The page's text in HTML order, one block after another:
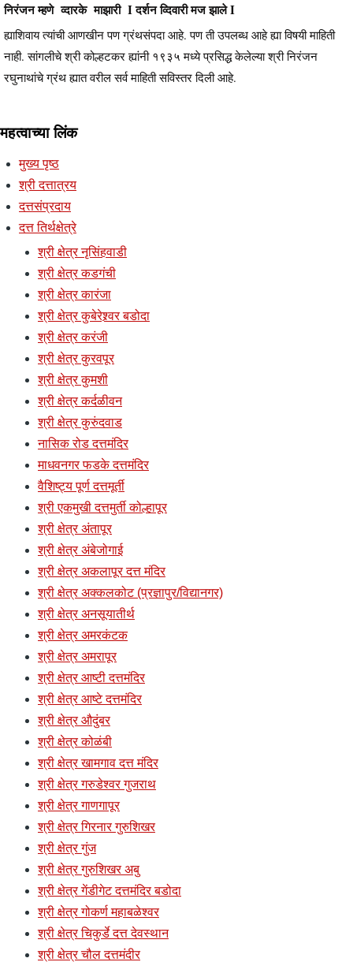
निरंजन म्हणे व्दारके माझारी I दर्शन व्दिवारी मज झाले I
ह्याशिवाय त्यांची आणखीन पण ग्रंथसंपदा आहे. पण ती उपलब्ध आहे ह्या विषयी माहिती
नाही. सांगलीचे श्री कोल्हटकर ह्यांनी १९३५ मध्ये प्रसिद्ध केलेल्या श्री निरंजन
रघुनाथांचे ग्रंथ ह्यात वरील सर्व माहिती सविस्तर दिली आहे.
महत्वाच्या लिंक
मुख्य पृष्ठ
श्री दत्तात्रय
दत्तसंप्रदाय
दत्त तिर्थक्षेत्रे
श्री क्षेत्र नृसिंहवाडी
श्री क्षेत्र कडगंची
श्री क्षेत्र कारंजा
श्री क्षेत्र कुबेरेश्र्वर बडोदा
श्री क्षेत्र करंजी
श्री क्षेत्र कुरवपूर
श्री क्षेत्र कुमशी
श्री क्षेत्र कर्दळीवन
श्री क्षेत्र कुरुंदवाड
नासिक रोड दत्तमंदिर
माधवनगर फडके दत्तमंदिर
वैशिष्ट्य पूर्ण दत्तमूर्ती
श्री एकमुखी दत्तमुर्ती कोल्हापूर
श्री क्षेत्र अंतापूर
श्री क्षेत्र अंबेजोगाई
श्री क्षेत्र अकलापूर दत्त मंदिर
श्री क्षेत्र अक्कलकोट (प्रज्ञापुर/विद्यानगर)
श्री क्षेत्र अनसूयातीर्थ
श्री क्षेत्र अमरकंटक
श्री क्षेत्र अमरापूर
श्री क्षेत्र आष्टी दत्तमंदिर
श्री क्षेत्र आष्टे दत्तमंदिर
श्री क्षेत्र औदुंबर
श्री क्षेत्र कोळंबी
श्री क्षेत्र खामगाव दत्त मंदिर
श्री क्षेत्र गरुडेश्वर गुजराथ
श्री क्षेत्र गाणगापूर
श्री क्षेत्र गिरनार गुरुशिखर
श्री क्षेत्र गुंज
श्री क्षेत्र गुरुशिखर अबु
श्री क्षेत्र गेंडीगेट दत्तमंदिर बडोदा
श्री क्षेत्र गोकर्ण महाबळेश्वर
श्री क्षेत्र चिकुर्डे दत्त देवस्थान
श्री क्षेत्र चौल दत्तमंदीर